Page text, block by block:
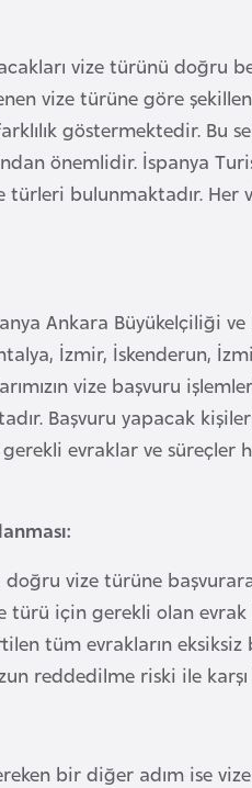
vize türünü doğru
vize türüne göre
göstermektedir. Bu
önemlidir. İspanya
türleri bulunmaktadır.
Ankara Büyükelçiliği
İzmir, İskenderun,
vize başvuru
Başvuru yapacak
evraklar ve süreçler
doğru vize türüne
için gerekli olan evrak
tüm evrakların eksiksiz
reddedilme riski ile
bir diğer adım ise